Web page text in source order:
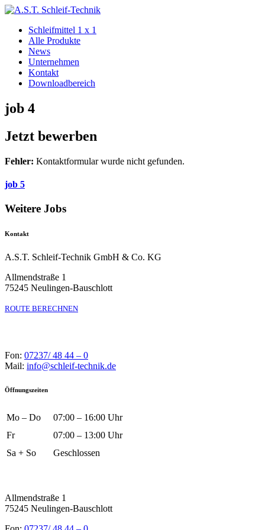
Schleifmittel 1 x 1
Alle Produkte
News
Unternehmen
Kontakt
Downloadbereich
job 4
Jetzt bewerben
Fehler: Kontaktformular wurde nicht gefunden.
job 5
Weitere Jobs
Kontakt
A.S.T. Schleif-Technik GmbH & Co. KG
Allmendstraße 1
75245 Neulingen-Bauschlott
ROUTE BERECHNEN
Fon: 07237/ 48 44 – 0
Mail: info@schleif-technik.de
Öffnungszeiten
Mo – Do
07:00 – 16:00 Uhr
Fr
07:00 – 13:00 Uhr
Sa + So
Geschlossen
Allmendstraße 1
75245 Neulingen-Bauschlott